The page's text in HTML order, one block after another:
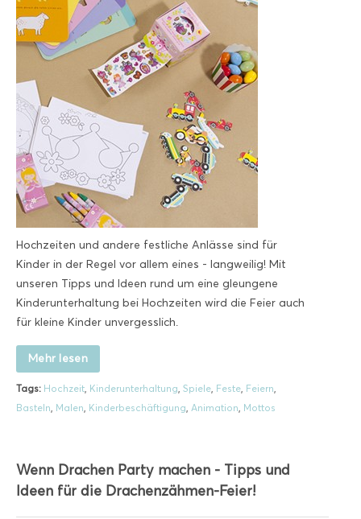
Hochzeiten und andere festliche Anlässe sind für
Kinder in der Regel vor allem eines - langweilig! Mit
unseren Tipps und Ideen rund um eine gleungene
Kinderunterhaltung bei Hochzeiten wird die Feier auch
für kleine Kinder unvergesslich.
Mehr lesen
Tags: Hochzeit, Kinderunterhaltung, Spiele, Feste, Feiern,
Basteln, Malen, Kinderbeschäftigung, Animation, Mottos
Wenn Drachen Party machen - Tipps und
Ideen für die Drachenzähmen-Feier!